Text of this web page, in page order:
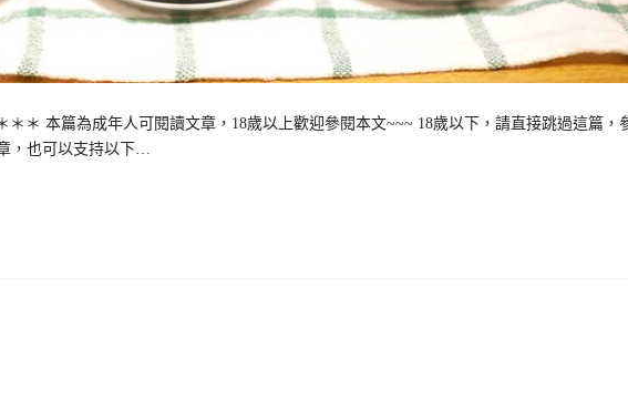
＊ 本篇為成年人可閱讀文章，18歲以上歡迎參閱本文~~~ 18歲以下，請直接跳過這篇，
，也可以支持以下…